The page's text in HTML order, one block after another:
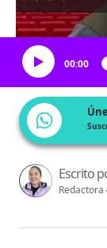
00:00
Escrito
Redactora